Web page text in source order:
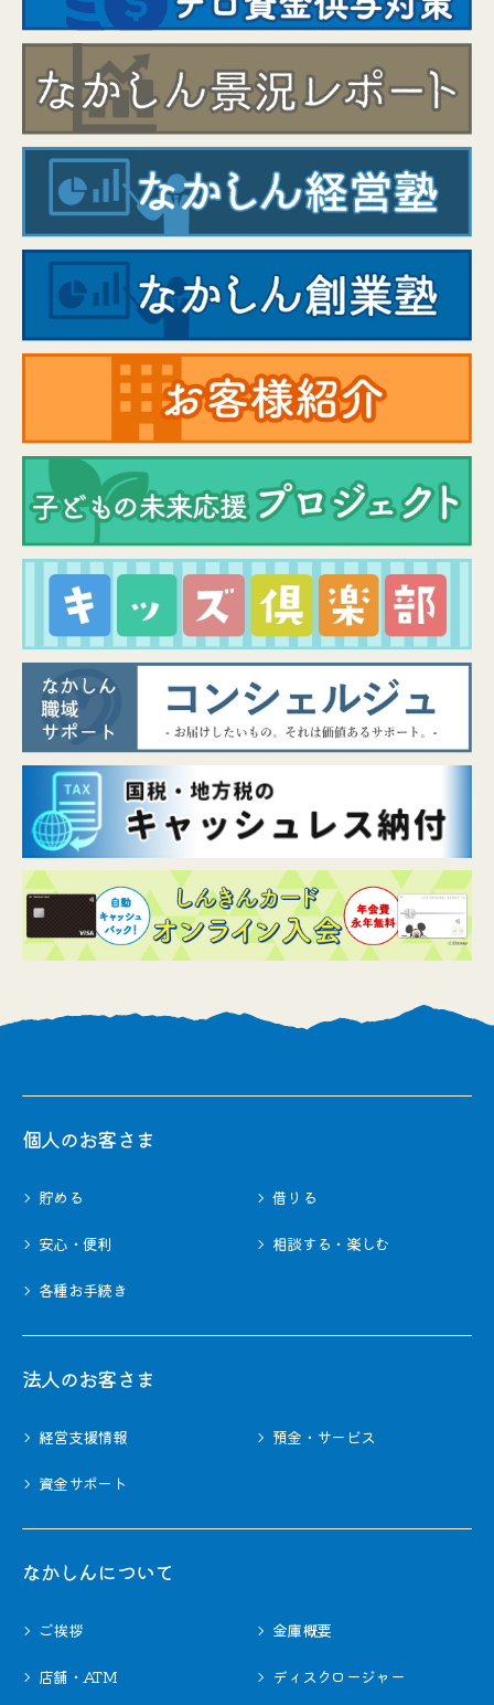
個⼈のお客さま
貯める 借りる
安心・便利 相談する・楽しむ
各種お⼿続き
法⼈のお客さま
経営⽀援情報 預金・サービス
資金サポート
なかしんについて
ご挨拶 ⾦庫概要
店舗・ATM ディスクロージャー